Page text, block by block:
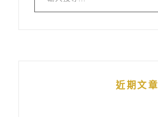
近期文章